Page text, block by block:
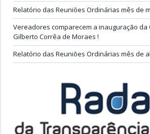
Relatório das Reuniões Ordinárias mês de
Vereadores comparecem a inauguração da
Gilberto Corrêa de Moraes !
Relatório das Reuniões Ordinárias mês de